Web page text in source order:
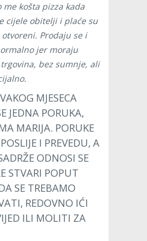
košta pizza kada
cijele obitelji i plaće su
Prodaju se i
jer moraju
bez sumnje, ali
MJESECA
JEDNA PORUKA,
MARIJA. PORUKE
I PREVEDU, A
ODNOSI SE
STVARI POPUT
SE TREBAMO
REDOVNO IĆI
ILI MOLITI ZA